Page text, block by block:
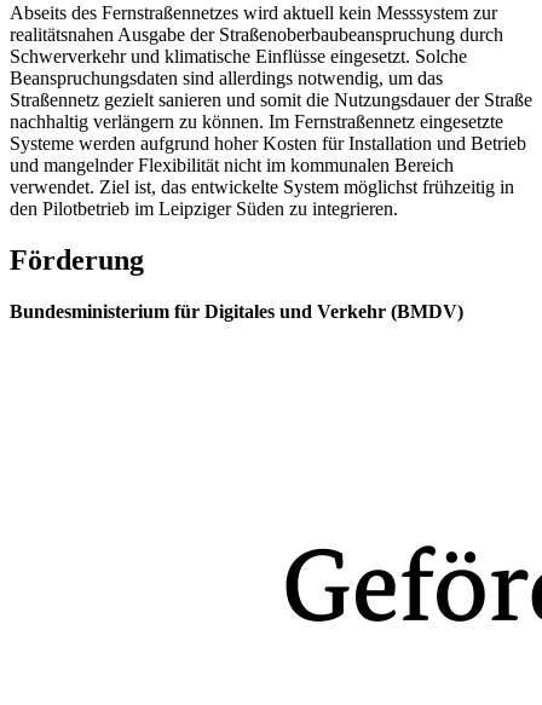
Abseits des Fernstraßennetzes wird aktuell kein Messsystem zur
realitätsnahen Ausgabe der Straßenoberbaubeanspruchung durch
Schwerverkehr und klimatische Einflüsse eingesetzt. Solche
Beanspruchungsdaten sind allerdings notwendig, um das
Straßennetz gezielt sanieren und somit die Nutzungsdauer der Straße
nachhaltig verlängern zu können. Im Fernstraßennetz eingesetzte
Systeme werden aufgrund hoher Kosten für Installation und Betrieb
und mangelnder Flexibilität nicht im kommunalen Bereich
verwendet. Ziel ist, das entwickelte System möglichst frühzeitig in
den Pilotbetrieb im Leipziger Süden zu integrieren.
Förderung
Bundesministerium für Digitales und Verkehr (BMDV)